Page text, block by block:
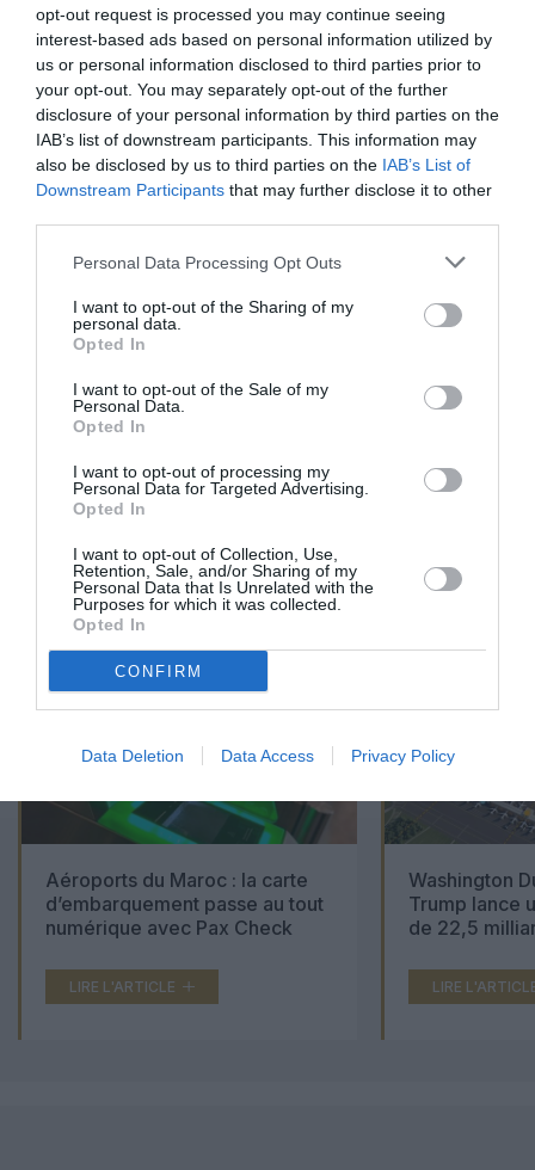
opt-out request is processed you may continue seeing
interest-based ads based on personal information utilized by
us or personal information disclosed to third parties prior to
your opt-out. You may separately opt-out of the further
disclosure of your personal information by third parties on the
IAB’s list of downstream participants. This information may
also be disclosed by us to third parties on the IAB’s List of
Downstream Participants that may further disclose it to other
Personal Data Processing Opt Outs
I want to opt-out of the Sharing of my
personal data.
Opted In
I want to opt-out of the Sale of my
Personal Data.
Opted In
I want to opt-out of processing my
Personal Data for Targeted Advertising.
Opted In
I want to opt-out of Collection, Use,
Retention, Sale, and/or Sharing of my
Personal Data that Is Unrelated with the
Purposes for which it was collected.
Opted In
CONFIRM
Data Deletion Data Access Privacy Policy
ABONNEMENT
PUBLICITÉ
PSEUDONYME
COMMENTAIRE
EN SAVOIR PLUS
ARTICLES LES PLUS
CONSULTÉS DU MOIS
01
Aéroports du Maroc : la carte
d’embarquement passe au tout
numérique avec Pax Check
LIRE L'ARTICLE
Washington
Trump lance
de 22,5
LIRE